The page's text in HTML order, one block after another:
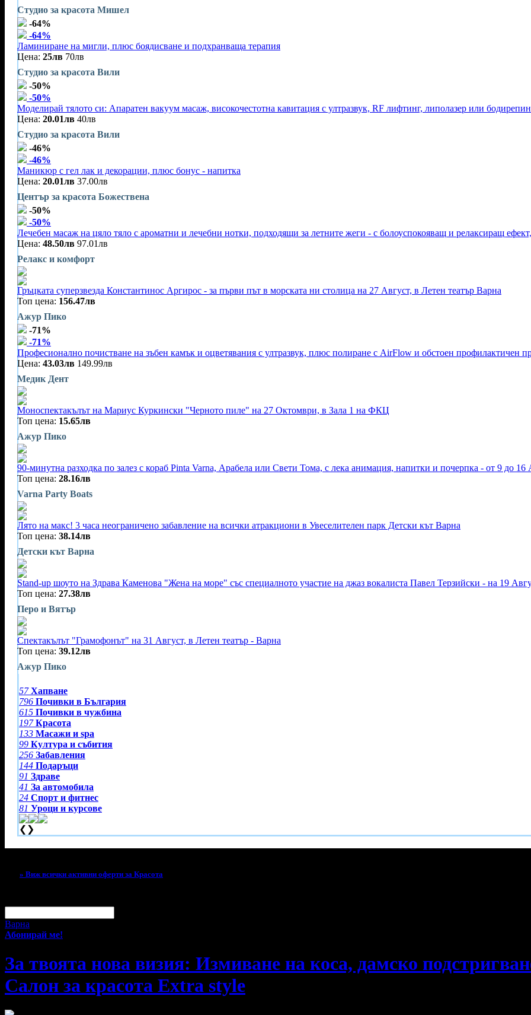
Студио за красота Мишел
-64%
-64%
Ламиниране на мигли, плюс боядисване и подхранваща терапия
Цена: 25лв 70лв
Студио за красота Вили
-50%
-50%
Моделирай тялото си: Апаратен вакуум масаж, високочестотна кавитация с ултразвук, RF лифтинг, липолазер или
Цена: 20.01лв 40лв
Студио за красота Вили
-46%
-46%
Маникюр с гел лак и декорации, плюс бонус - напитка
Цена: 20.01лв 37.00лв
Център за красота Божествена
-50%
-50%
Лечебен масаж на цяло тяло с ароматни и лечебни нотки, подходящи за летните жеги - с болоуспокояващ и релаксиращ
Цена: 48.50лв 97.01лв
Релакс и комфорт
Гръцката суперзвезда Константинос Аргирос - за първи път в морската ни столица на 27 Август, в Летен театър Варна
Топ цена: 156.47лв
Ажур Пико
-71%
-71%
Професионално почистване на зъбен камък и оцветявания с ултразвук, плюс полиране с AirFlow и обстоен профилактичен
Цена: 43.03лв 149.99лв
Медик Дент
Моноспектакълът на Мариус Куркински "Черното пиле" на 27 Октомври, в Зала 1 на ФКЦ
Топ цена: 15.65лв
Ажур Пико
90-минутна разходка по залез с кораб Pinta Varna, Арабела или Свети Тома, с лека анимация, напитки и почерпка - от 9 до 16
Топ цена: 28.16лв
Varna Party Boats
Лято на макс! 3 часа неограничено забавление на всички атракциони в Увеселителен парк Детски кът Варна
Топ цена: 38.14лв
Детски кът Варна
Stand-up шоуто на Здрава Каменова "Жена на море" със специалното участие на джаз вокалиста Павел Терзийски - на 19
Топ цена: 27.38лв
Перо и Вятър
Спектакълът "Грамофонът" на 31 Август, в Летен театър - Варна
Топ цена: 39.12лв
Ажур Пико
57 Хапване
796 Почивки в България
615 Почивки в чужбина
197 Красота
133 Масажи и spa
99 Култура и събития
256 Забавления
144 Подаръци
91 Здраве
41 За автомобила
24 Спорт и фитнес
81 Уроци и курсове
❮ ❯
» Виж всички активни оферти за Красота
Варна
Абонирай ме!
За твоята нова визия: Измиване на коса, дамско
Салон за красота Extra style